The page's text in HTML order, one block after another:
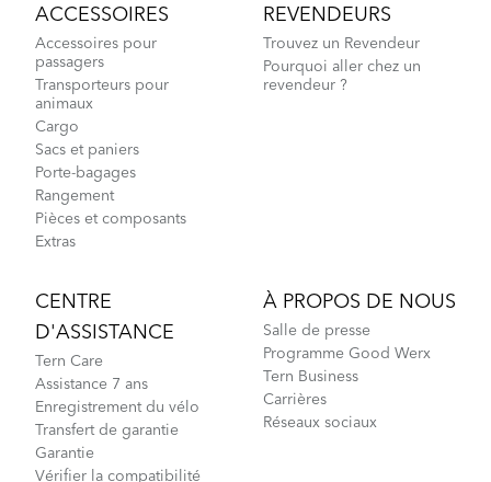
ACCESSOIRES
Accessoires pour
passagers
Transporteurs pour
animaux
Cargo
Sacs et paniers
Porte-bagages
Rangement
Pièces et composants
Extras
REVENDEURS
Trouvez un Revendeur
Pourquoi aller chez un
revendeur ?
CENTRE
D'ASSISTANCE
Tern Care
Assistance 7 ans
Enregistrement du vélo
Transfert de garantie
Garantie
Vérifier la compatibilité
À PROPOS DE NOUS
Salle de presse
Programme Good Werx
Tern Business
Carrières
Réseaux sociaux